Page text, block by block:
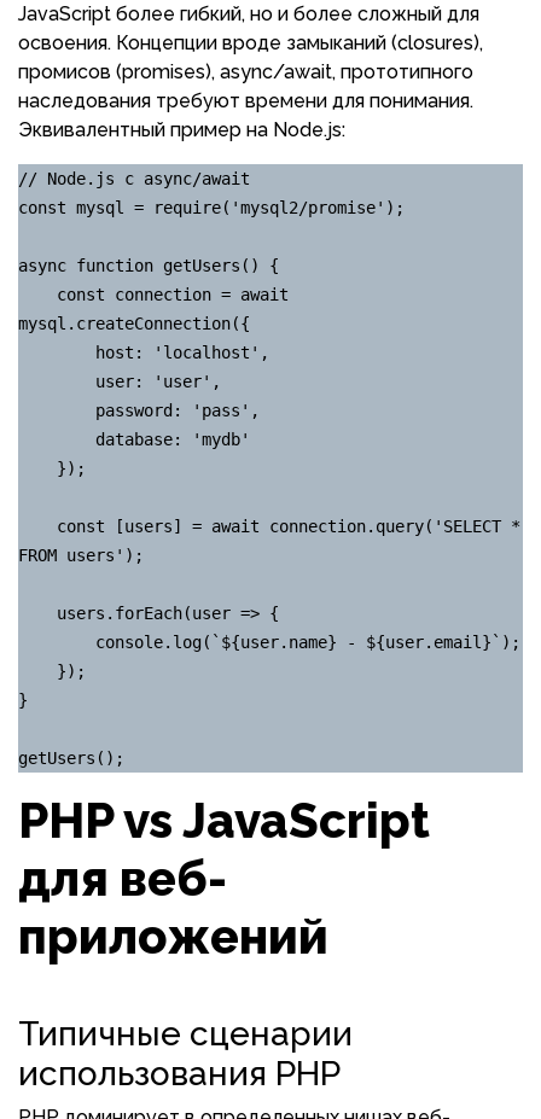
JavaScript более гибкий, но и более сложный для
освоения. Концепции вроде замыканий (closures),
промисов (promises), async/await, прототипного
наследования требуют времени для понимания.
Эквивалентный пример на Node.js:
// Node.js с async/await
const mysql = require('mysql2/promise');
async function getUsers() {
mysql.createConnection({
FROM users');
}
getUsers();
PHP vs JavaScript
для веб-
приложений
Типичные сценарии
использования PHP